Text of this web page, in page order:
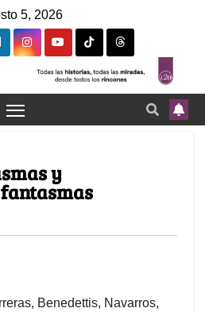
5, 2026
y
Benedettis, Navarros,